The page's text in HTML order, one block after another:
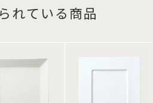
れている商品